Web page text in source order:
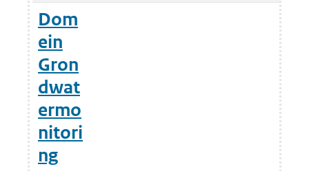
Dom
ein
Gron
dwat
ermo
nitori
ng